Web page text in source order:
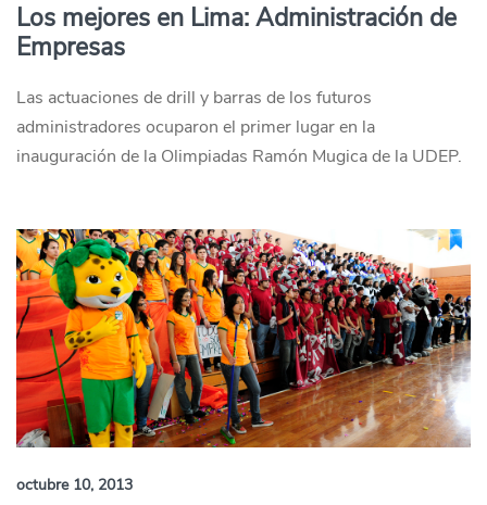
Los mejores en Lima: Administración de
Empresas
Las actuaciones de drill y barras de los futuros
administradores ocuparon el primer lugar en la
inauguración de la Olimpiadas Ramón Mugica de la UDEP.
octubre 10, 2013